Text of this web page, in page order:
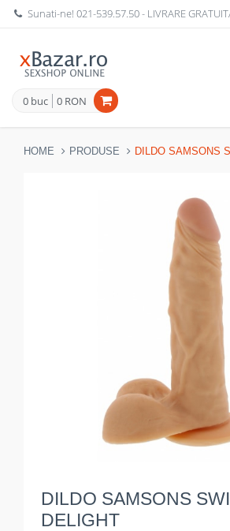
Sunati-ne!021-539.57.50- LIVRARE
0 buc 0 RON
HOME PRODUSE DILDO SAMSONS
DILDO SAMSONS
DELIGHT